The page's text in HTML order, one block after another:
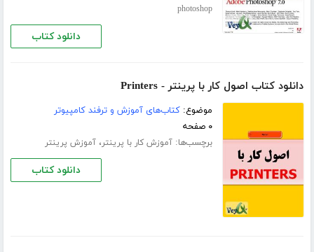
photoshop
دانلود کتاب
دانلود کتاب اصول کار با پرینتر - Printers
موضوع:کتاب‌های آموزش و ترفند کامپیوتر
۰ صفحه
برچسب‌ها:آموزش کار با پرینتر،آموزش پرینتر
دانلود کتاب